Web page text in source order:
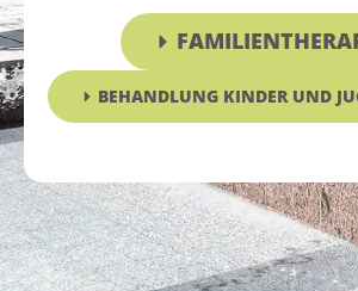
BEHANDLUNG KINDER UND